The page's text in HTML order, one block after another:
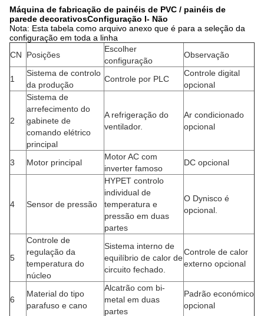
Máquina de fabricação de painéis de PVC / painéis de
parede decorativosConfiguração I- Não
Nota: Esta tabela como arquivo anexo que é para a seleção da
configuração em toda a linha
CN
Posições
Escolher
configuração
Observação
1
Sistema de controlo
da produção
Controle por PLC
Controle digital
opcional
2
Sistema de
arrefecimento do
gabinete de
comando elétrico
principal
A refrigeração do
ventilador.
Ar condicionado
opcional
3 Motor principal
Motor AC com
inverter famoso
DC opcional
4 Sensor de pressão
HYPET controlo
individual de
temperatura e
pressão em duas
partes
O Dynisco é
opcional.
5
Controle de
regulação da
temperatura do
núcleo
Sistema interno de
equilíbrio de calor de
circuito fechado.
Controle de calor
externo opcional
6
Material do tipo
parafuso e cano
Alcatrão com bi-
metal em duas
partes
Padrão económico
opcional